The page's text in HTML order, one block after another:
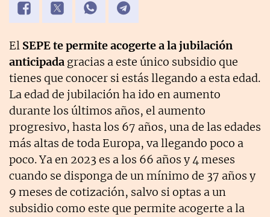
El SEPE te permite acogerte a la jubilación
anticipada gracias a este único subsidio que
tienes que conocer si estás llegando a esta edad.
La edad de jubilación ha ido en aumento
durante los últimos años, el aumento
progresivo, hasta los 67 años, una de las edades
más altas de toda Europa, va llegando poco a
poco. Ya en 2023 es a los 66 años y 4 meses
cuando se disponga de un mínimo de 37 años y
9 meses de cotización, salvo si optas a un
subsidio como este que permite acogerte a la